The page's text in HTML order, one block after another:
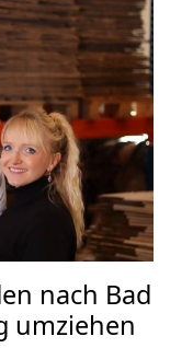
nach Bad
umziehen